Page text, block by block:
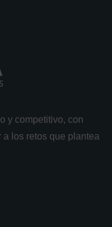
y competitivo, con
los retos que plantea